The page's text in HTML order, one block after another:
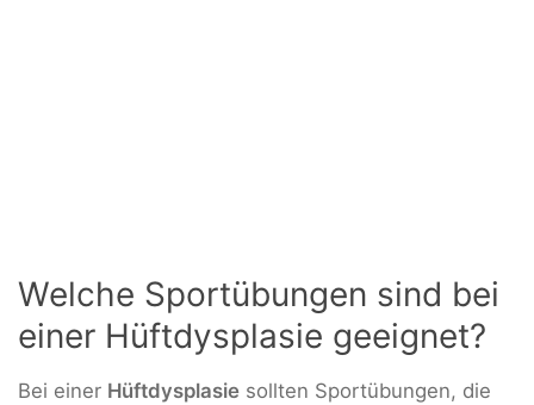
Welche Sportübungen sind bei
einer Hüftdysplasie geeignet?
Bei einer Hüftdysplasie sollten Sportübungen, die